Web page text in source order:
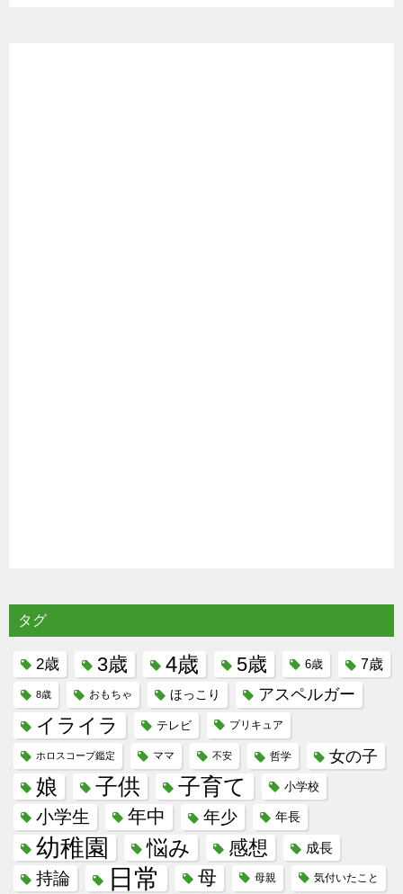
タグ
2歳 3歳 4歳 5歳 6歳 7歳
8歳 おもちゃ ほっこり アスペルガー
イライラ テレビ プリキュア
ホロスコープ鑑定 ママ 不安 哲学 女の子
娘 子供 子育て 小学校
小学生 年中 年少 年長
幼稚園 悩み 感想 成長
持論 日常 母 母親 気付いたこと